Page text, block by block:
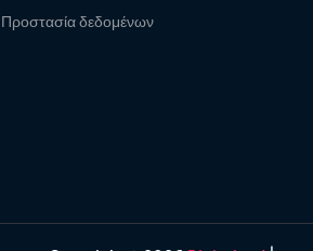
Προστασία δεδομένων